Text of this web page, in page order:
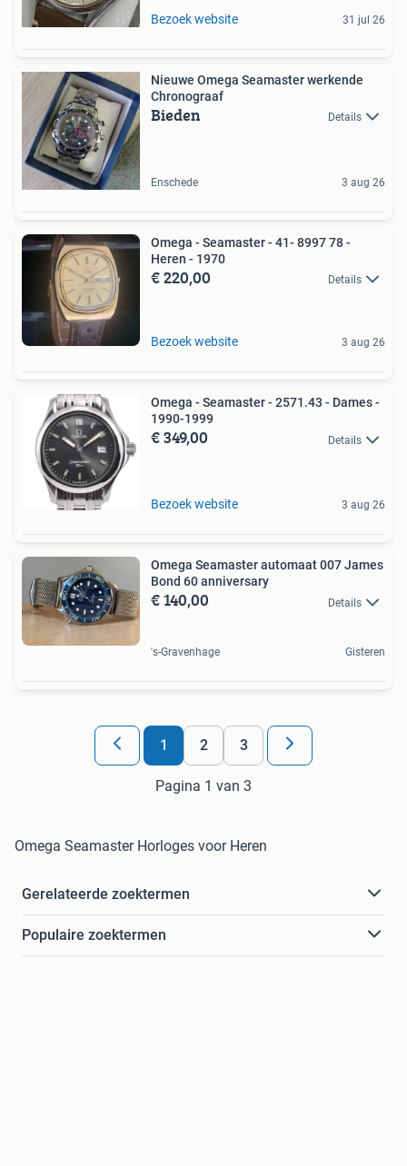
Bezoek website 31 jul 26
Nieuwe Omega Seamaster werkende
Chronograaf
Bieden Details
Enschede 3 aug 26
Omega - Seamaster - 41- 8997 78 -
Heren - 1970
€ 220,00 Details
Bezoek website 3 aug 26
Omega - Seamaster - 2571.43 - Dames -
1990-1999
€ 349,00 Details
Bezoek website 3 aug 26
Omega Seamaster automaat 007 James
Bond 60 anniversary
€ 140,00 Details
's-Gravenhage Gisteren
1 2 3
Pagina 1 van 3
Omega Seamaster Horloges voor Heren
Gerelateerde zoektermen
Populaire zoektermen